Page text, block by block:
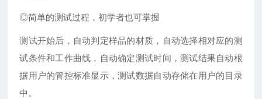
◎简单的测试过程，初学者也可掌握
测试开始后，自动判定样品的材质，自动选择相对应的测
试条件和工作曲线，自动确定测试时间，测试结果自动根
据用户的管控标准显示，测试数据自动存储在用户的目录
中。